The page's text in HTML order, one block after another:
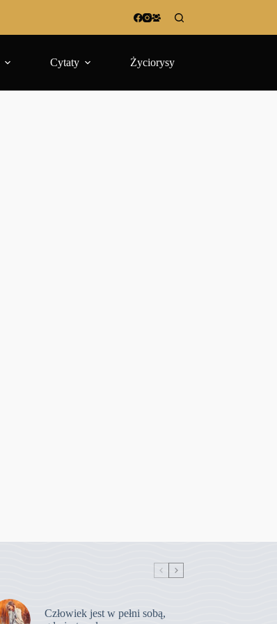
Cytaty Życiorysy
Człowiek jest w pełni sobą,